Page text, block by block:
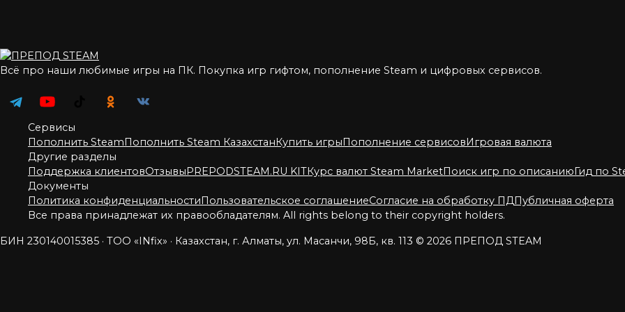
Всё про наши любимые игры на ПК. Покупка игр гифтом, пополнение Steam и цифровых сервисов.
Сервисы
Пополнить SteamПополнить Steam КазахстанКупить игрыПополнение сервисовИгровая валюта
Другие разделы
Поддержка клиентовОтзывыPREPODSTEAM.RU KITКурс валют Steam MarketПоиск игр по описаниюГид по
Документы
Политика конфиденциальностиПользовательское соглашениеСогласие на обработку ПДПубличная оферта
Все права принадлежат их правообладателям. All rights belong to their copyright holders.
БИН 230140015385 · ТОО «INfix» · Казахстан, г. Алматы, ул. Масанчи, 98Б, кв. 113 © 2026 ПРЕПОД STEAM